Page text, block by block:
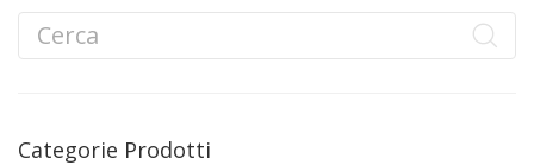
Categorie Prodotti